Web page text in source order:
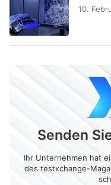
10.
Senden
Ihr Unternehmen hat
des testxchange-